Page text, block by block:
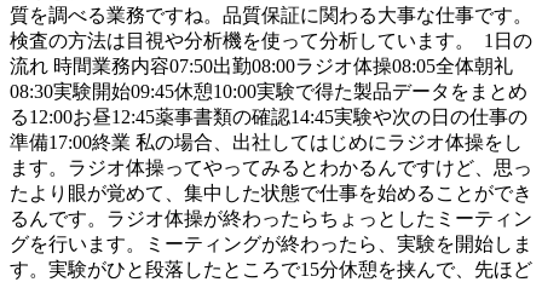
質を調べる業務ですね。品質保証に関わる大事な仕事です。
検査の方法は目視や分析機を使って分析しています。 1日の
流れ 時間業務内容07:50出勤08:00ラジオ体操08:05全体朝礼
08:30実験開始09:45休憩10:00実験で得た製品データをまとめ
る12:00お昼12:45薬事書類の確認14:45実験や次の日の仕事の
準備17:00終業 私の場合、出社してはじめにラジオ体操をし
ます。ラジオ体操ってやってみるとわかるんですけど、思っ
たより眼が覚めて、集中した状態で仕事を始めることができ
るんです。ラジオ体操が終わったらちょっとしたミーティン
グを行います。ミーティングが終わったら、実験を開始しま
す。実験がひと段落したところで15分休憩を挟んで、先ほど